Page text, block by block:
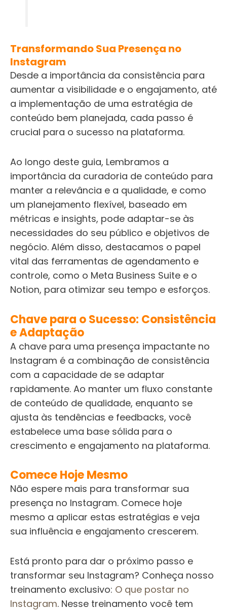
Transformando Sua Presença no
Instagram
Desde a importância da consistência para
aumentar a visibilidade e o engajamento, até
a implementação de uma estratégia de
conteúdo bem planejada, cada passo é
crucial para o sucesso na plataforma.
Ao longo deste guia, Lembramos a
importância da curadoria de conteúdo para
manter a relevância e a qualidade, e como
um planejamento flexível, baseado em
métricas e insights, pode adaptar-se às
necessidades do seu público e objetivos de
negócio. Além disso, destacamos o papel
vital das ferramentas de agendamento e
controle, como o Meta Business Suite e o
Notion, para otimizar seu tempo e esforços.
Chave para o Sucesso: Consistência
e Adaptação
A chave para uma presença impactante no
Instagram é a combinação de consistência
com a capacidade de se adaptar
rapidamente. Ao manter um fluxo constante
de conteúdo de qualidade, enquanto se
ajusta às tendências e feedbacks, você
estabelece uma base sólida para o
crescimento e engajamento na plataforma.
Comece Hoje Mesmo
Não espere mais para transformar sua
presença no Instagram. Comece hoje
mesmo a aplicar estas estratégias e veja
sua influência e engajamento crescerem.
Está pronto para dar o próximo passo e
transformar seu Instagram? Conheça nosso
treinamento exclusivo: O que postar no
Instagram. Nesse treinamento você tem